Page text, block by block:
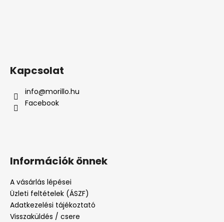
Kapcsolat
info@morillo.hu
Facebook
Információk önnek
A vásárlás lépései
Üzleti feltételek (ÁSZF)
Adatkezelési tájékoztató
Visszaküldés / csere